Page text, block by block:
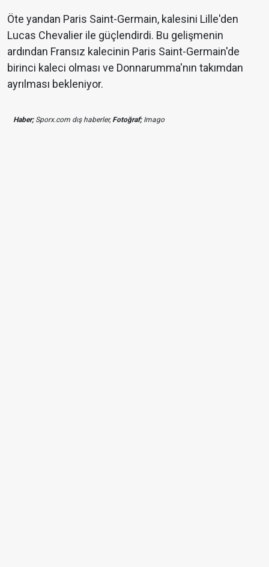
Öte yandan Paris Saint-Germain, kalesini Lille'den
Lucas Chevalier ile güçlendirdi. Bu gelişmenin
ardından Fransız kalecinin Paris Saint-Germain'de
birinci kaleci olması ve Donnarumma'nın takımdan
ayrılması bekleniyor.
Haber;Sporx.com dış haberler,Fotoğraf;Imago